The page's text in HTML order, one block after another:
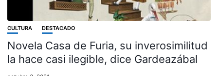
CULTURA DESTACADO
Novela Casa de Furia, su inverosimilitud
la hace casi ilegible, dice Gardeazábal